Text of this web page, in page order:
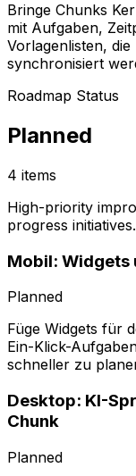
Bringe Chunks
mit Aufgaben,
Vorlagenlisten,
synchronisiert
Roadmap Status
Planned
4 items
High-priority
progress initiatives.
Mobil: Widgets
Planned
Füge Widgets für
Ein-Klick-
schneller zu
Desktop: KI-
Chunk
Planned